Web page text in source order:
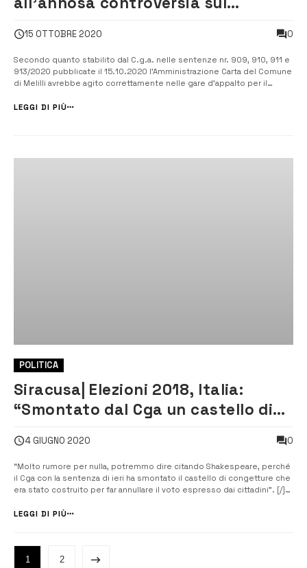
15 OTTOBRE 2020 0
Secondo quanto stabilito dal C.g.a. nelle sentenze nr. 909, 910, 911 e
913/2020 pubblicate il 15.10.2020 l’Amministrazione Carta del Comune
di Melilli avrebbe agito correttamente nelle gare d’appalto per il
Regione Siciliana, quale massimo organo della Giustizia Amminist...
LEGGI DI PIÙ
POLITICA
Siracusa| Elezioni 2018, Italia:
“Smontato dal Cga un castello di
4 GIUGNO 2020 0
“Molto rumore per nulla, potremmo dire citando Shakespeare, perché
il Cga con la sentenza di ieri ha smontato il castello di congetture che
era stato costruito per far annullare il voto espresso dai cittadini”. [/]
conferenza stampa, la sentenza con il quale i giudici amministrati...
LEGGI DI PIÙ
1 2